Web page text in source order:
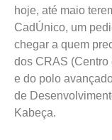
hoje, até maio
CadÚnico, um
chegar a quem
dos CRAS
e do polo
de
Kabeça.